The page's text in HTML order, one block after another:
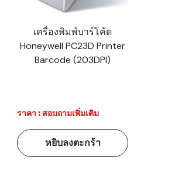
เครื่องพิมพ์บาร์โค้ด
Honeywell PC23D Printer
Barcode (203DPI)
ราคา : สอบถามเพิ่มเติม
หยิบลงตะกร้า